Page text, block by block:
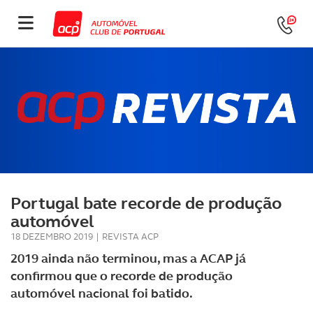
Portugal bate recorde de produção
automóvel
18 DEZEMBRO 2019 | REVISTA ACP
2019 ainda não terminou, mas a ACAP já
confirmou que o recorde de produção
automóvel nacional foi batido.